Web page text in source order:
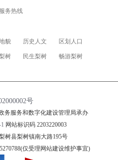
务热线
貌 历史人文 区划人口
树 民生梨树 畅游梨树
号
务服务和数字化建设管理局承办
网站标识码 2203220003
树县梨树镇南大路195号
仅受理网站建设维护事宜)